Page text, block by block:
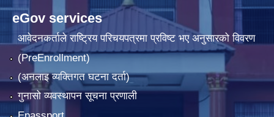
eGov services
आवेदनकर्ताले राष्‍ट्रिय परिचयपत्रमा प्रविष्ट भए अनुसारको विवरण
(PreEnrollment)
(अनलाइ व्यक्तिगत घटना दर्ता)
गुनासो व्यवस्थापन सूचना प्रणाली